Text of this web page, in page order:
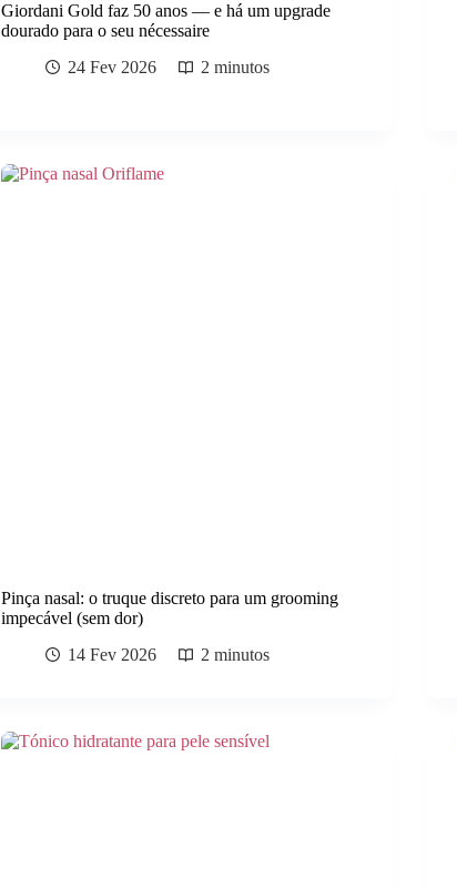
Giordani Gold faz 50 anos — e há um upgrade
dourado para o seu nécessaire
24 Fev 2026
2 minutos
Pinça nasal: o truque discreto para um grooming
impecável (sem dor)
14 Fev 2026
2 minutos